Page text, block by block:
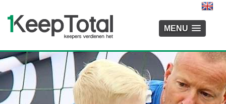
MENU